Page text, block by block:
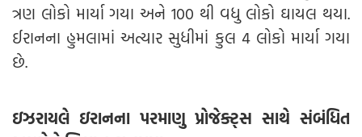
ત્રણ લોકો માર્યા ગયા અને 100 થી વધુ લોકો ઘાયલ થયા.
ઈરાનના હુમલામાં અત્યાર સુધીમાં કુલ 4 લોકો માર્યા ગયા
છે.
ઇઝરાયલે ઇરાનના પરમાણુ પ્રોજેક્ટ્સ સાથે સંબંધિત